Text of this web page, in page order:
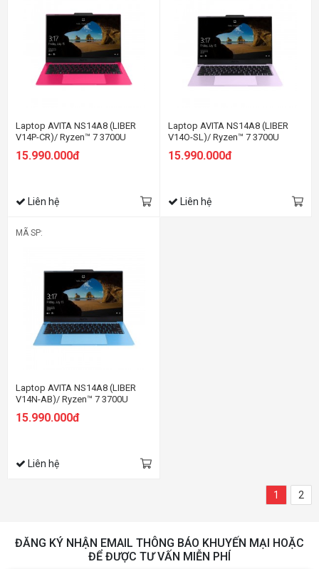
Laptop AVITA NS14A8 (LIBER
V14P-CR)/ Ryzen™ 7 3700U
15.990.000đ
Liên hệ
Laptop AVITA NS14A8 (LIBER
V14O-SL)/ Ryzen™ 7 3700U
15.990.000đ
Liên hệ
MÃ SP:
Laptop AVITA NS14A8 (LIBER
V14N-AB)/ Ryzen™ 7 3700U
15.990.000đ
Liên hệ
1 2
ĐĂNG KÝ NHẬN EMAIL THÔNG BÁO KHUYẾN MẠI HOẶC
ĐỂ ĐƯỢC TƯ VẤN MIỄN PHÍ